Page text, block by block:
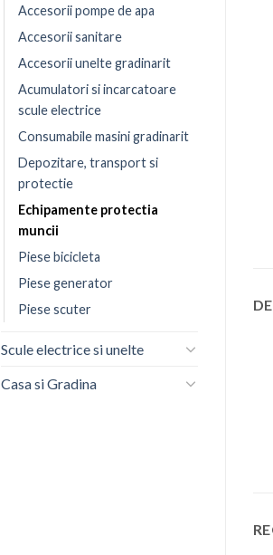
Accesorii pompe de apa
Accesorii sanitare
Accesorii unelte gradinarit
Acumulatori si incarcatoare
scule electrice
Consumabile masini gradinarit
Depozitare, transport si
protectie
Echipamente protectia
muncii
Piese bicicleta
Piese generator
Piese scuter
Scule electrice si unelte
Casa si Gradina